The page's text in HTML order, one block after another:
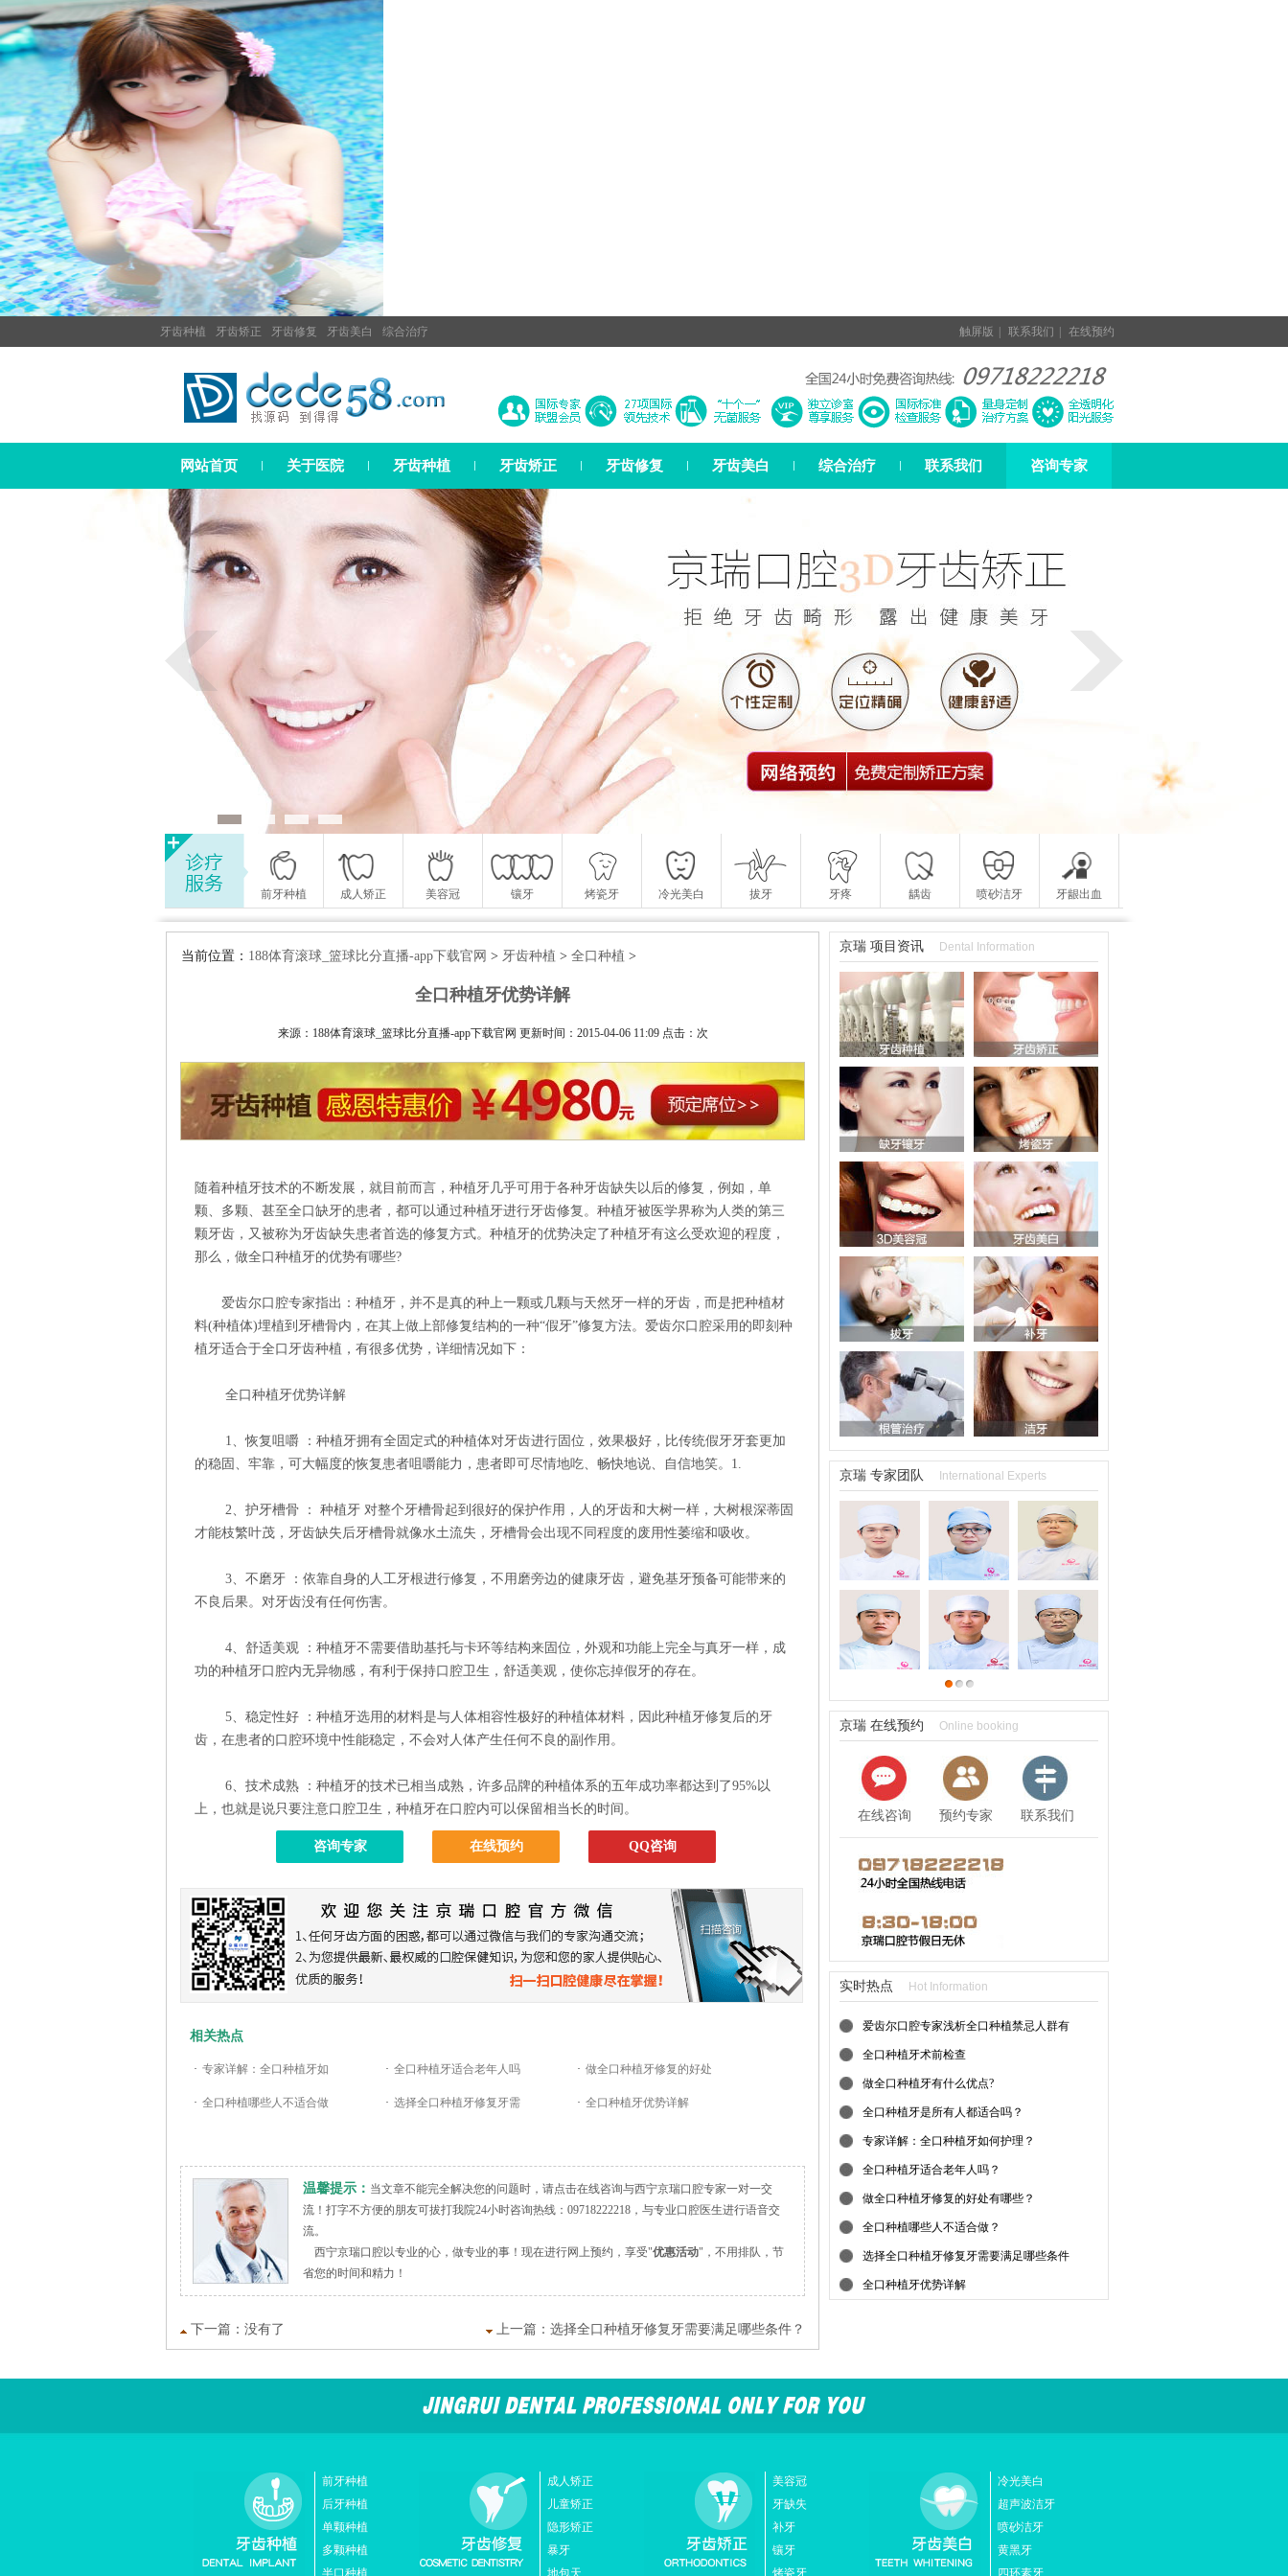
牙齿种植 牙齿矫正 牙齿修复 牙齿美白 综合治疗 触屏版 联系我们 在线预约
网站首页 关于医院 牙齿种植 牙齿矫正 牙齿修复 牙齿美白 综合治疗 联系我们 咨询专家
前牙种植 成人矫正 美容冠 镶牙 烤瓷牙 冷光美白 拔牙 牙疼 龋齿 喷砂洁牙 牙龈出血
当前位置： 188体育滚球_篮球比分直播-app下载官网 > 牙齿种植 > 全口种植 >
全口种植牙优势详解
来源：188体育滚球_篮球比分直播-app下载官网 更新时间：2015-04-06 11:09 点击： 次
随着种植牙技术的不断发展，就目前而言，种植牙几乎可用于各种牙齿缺失以后的修复，例如，单
颗、多颗、甚至全口缺牙的患者，都可以通过种植牙进行牙齿修复。种植牙被医学界称为人类的第三
颗牙齿，又被称为牙齿缺失患者首选的修复方式。种植牙的优势决定了种植牙有这么受欢迎的程度，
那么，做全口种植牙的优势有哪些?
爱齿尔口腔专家指出：种植牙，并不是真的种上一颗或几颗与天然牙一样的牙齿，而是把种植材
料(种植体)埋植到牙槽骨内，在其上做上部修复结构的一种“假牙”修复方法。爱齿尔口腔采用的即刻种
植牙适合于全口牙齿种植，有很多优势，详细情况如下：
全口种植牙优势详解
1、恢复咀嚼 ：种植牙拥有全固定式的种植体对牙齿进行固位，效果极好，比传统假牙牙套更加
的稳固、牢靠，可大幅度的恢复患者咀嚼能力，患者即可尽情地吃、畅快地说、自信地笑。1.
2、护牙槽骨 ： 种植牙 对整个牙槽骨起到很好的保护作用，人的牙齿和大树一样，大树根深蒂固
才能枝繁叶茂，牙齿缺失后牙槽骨就像水土流失，牙槽骨会出现不同程度的废用性萎缩和吸收。
3、不磨牙 ：依靠自身的人工牙根进行修复，不用磨旁边的健康牙齿，避免基牙预备可能带来的
不良后果。对牙齿没有任何伤害。
4、舒适美观 ：种植牙不需要借助基托与卡环等结构来固位，外观和功能上完全与真牙一样，成
功的种植牙口腔内无异物感，有利于保持口腔卫生，舒适美观，使你忘掉假牙的存在。
5、稳定性好 ：种植牙选用的材料是与人体相容性极好的种植体材料，因此种植牙修复后的牙
齿，在患者的口腔环境中性能稳定，不会对人体产生任何不良的副作用。
6、技术成熟 ：种植牙的技术已相当成熟，许多品牌的种植体系的五年成功率都达到了95%以
上，也就是说只要注意口腔卫生，种植牙在口腔内可以保留相当长的时间。
咨询专家 在线预约 QQ咨询
相关热点
· 专家详解：全口种植牙如 · 全口种植牙适合老年人吗 · 做全口种植牙修复的好处
· 全口种植哪些人不适合做 · 选择全口种植牙修复牙需 · 全口种植牙优势详解
温馨提示： 当文章不能完全解决您的问题时，请点击在线咨询与西宁京瑞口腔专家一对一交
流！打字不方便的朋友可拔打我院24小时咨询热线：09718222218，与专业口腔医生进行语音交
流。
西宁京瑞口腔以专业的心，做专业的事！现在进行网上预约，享受"优惠活动"，不用排队，节
省您的时间和精力！
上一篇： 选择全口种植牙修复牙需要满足哪些条件？
下一篇：没有了
京瑞 项目资讯 Dental Information
京瑞 专家团队 International Experts
京瑞 在线预约 Online booking
在线咨询 预约专家 联系我们
实时热点 Hot Information
爱齿尔口腔专家浅析全口种植禁忌人群有
全口种植牙术前检查
做全口种植牙有什么优点?
全口种植牙是所有人都适合吗？
专家详解：全口种植牙如何护理？
全口种植牙适合老年人吗？
做全口种植牙修复的好处有哪些？
全口种植哪些人不适合做？
选择全口种植牙修复牙需要满足哪些条件
全口种植牙优势详解
前牙种植
后牙种植
单颗种植
多颗种植
半口种植
成人矫正
儿童矫正
隐形矫正
暴牙
地包天
美容冠
牙缺失
补牙
镶牙
烤瓷牙
冷光美白
超声波洁牙
喷砂洁牙
黄黑牙
四环素牙